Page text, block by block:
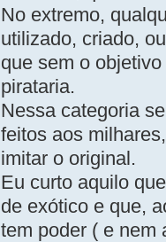
No extremo,
utilizado, criado,
que sem o
pirataria.
Nessa categoria
feitos aos
imitar o original.
Eu curto aquilo
de exótico e que,
tem poder ( e nem